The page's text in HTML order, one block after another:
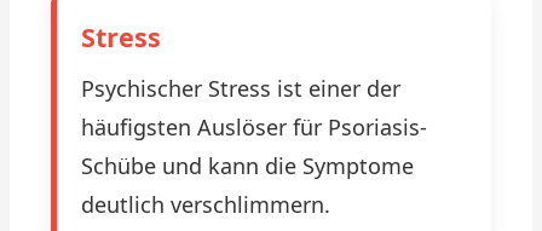
Stress
Psychischer Stress ist einer der
häufigsten Auslöser für Psoriasis-
Schübe und kann die Symptome
deutlich verschlimmern.